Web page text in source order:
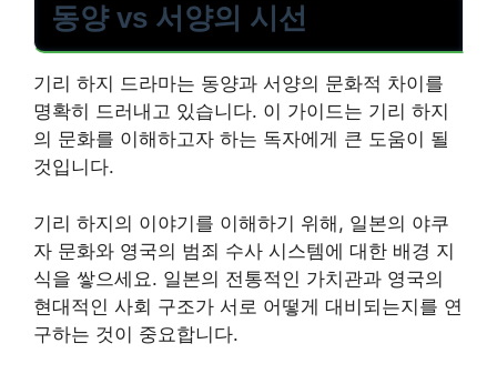
동양 vs 서양의 시선
기리 하지 드라마는 동양과 서양의 문화적 차이를
명확히 드러내고 있습니다. 이 가이드는 기리 하지
의 문화를 이해하고자 하는 독자에게 큰 도움이 될
것입니다.
기리 하지의 이야기를 이해하기 위해, 일본의 야쿠
자 문화와 영국의 범죄 수사 시스템에 대한 배경 지
식을 쌓으세요. 일본의 전통적인 가치관과 영국의
현대적인 사회 구조가 서로 어떻게 대비되는지를 연
구하는 것이 중요합니다.